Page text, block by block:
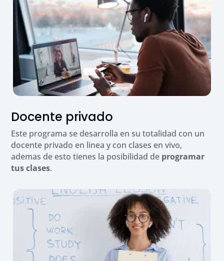
Docente privado
Este programa se desarrolla en su totalidad con un
docente privado en linea y con clases en vivo,
ademas de esto tienes la posibilidad de programar
tus clases.